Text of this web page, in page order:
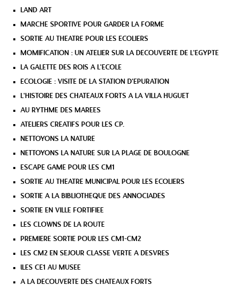
LAND ART
MARCHE SPORTIVE POUR GARDER LA FORME
SORTIE AU THEATRE POUR LES ECOLIERS
MOMIFICATION : UN ATELIER SUR LA DECOUVERTE DE L'EGYPTE
LA GALETTE DES ROIS A L'ECOLE
ECOLOGIE : VISITE DE LA STATION D'EPURATION
L'HISTOIRE DES CHATEAUX FORTS A LA VILLA HUGUET
AU RYTHME DES MAREES
ATELIERS CREATIFS POUR LES CP.
NETTOYONS LA NATURE
NETTOYONS LA NATURE SUR LA PLAGE DE BOULOGNE
ESCAPE GAME POUR LES CM1
SORTIE AU THEATRE MUNICIPAL POUR LES ECOLIERS
SORTIE A LA BIBLIOTHEQUE DES ANNOCIADES
SORTIE EN VILLE FORTIFIEE
LES CLOWNS DE LA ROUTE
PREMIERE SORTIE POUR LES CM1-CM2
LES CM2 EN SEJOUR CLASSE VERTE A DESVRES
lLES CE1 AU MUSEE
A LA DECOUVERTE DES CHATEAUX FORTS